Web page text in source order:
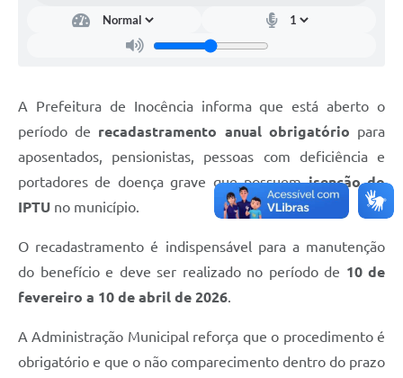
Plano Estratégico
LGPD - Governo Digital
licenciamento ambiental
Fale conosco
A Prefeitura de Inocência informa que está aberto o
período de recadastramento anual obrigatório para
aposentados, pensionistas, pessoas com deficiência e
portadores de doença grave que possuemisenção do
IPTU no município.
O recadastramento é indispensável para a manutenção
do benefício e deve ser realizado no período de 10 de
fevereiro a 10 de abril de 2026.
A Administração Municipal reforça que o procedimento é
obrigatório e que o não comparecimento dentro do prazo